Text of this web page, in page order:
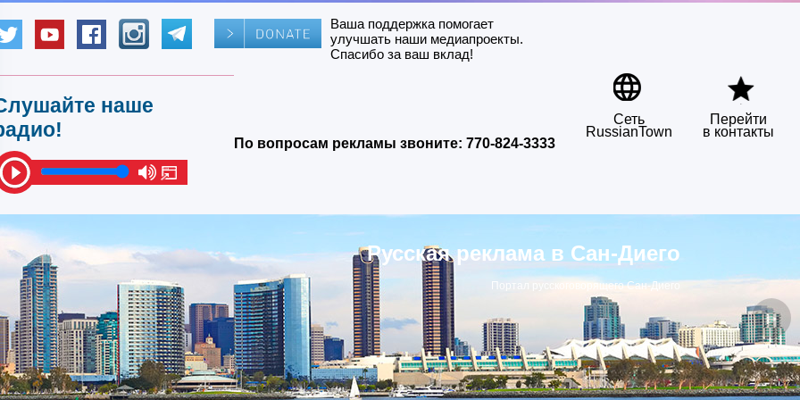
Ваша поддержка помогает
улучшать наши медиапроекты.
Спасибо за ваш вклад!
наше
По вопросам рекламы звоните: 770-824-3333
Сеть
RussianTown
Перейти
в контакты
Русская реклама в Сан-Диего
Портал русскоговорящего Сан-Диего
▶